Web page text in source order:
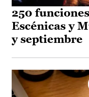
250
Escénicas y
y septiembre